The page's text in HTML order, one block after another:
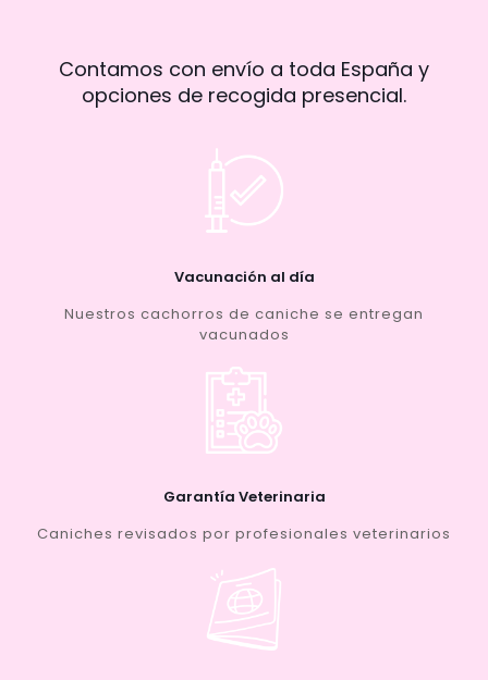
Contamos con envío a toda España y
opciones de recogida presencial.
Vacunación al día
Nuestros cachorros de caniche se entregan
vacunados
Garantía Veterinaria
Caniches revisados por profesionales veterinarios